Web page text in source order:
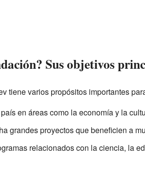
Sus objetivos
tiene varios propósitos importantes
en áreas como la economía y la
grandes proyectos que beneficien a
relacionados con la ciencia, la